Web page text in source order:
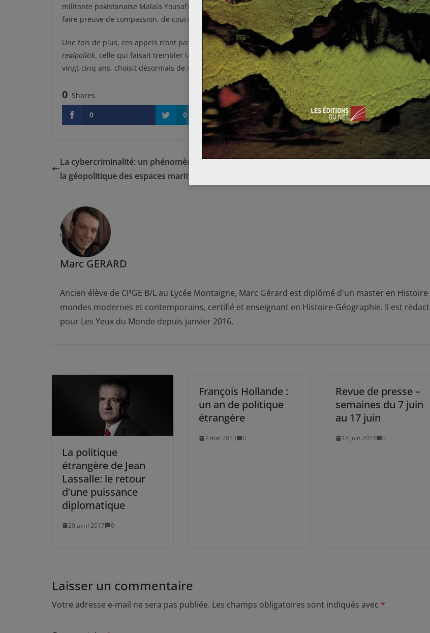
militante pakistanaise Malala Yousafzai et l’avocate iranienne Shirin Ebadi, ont sommé Ang San Suu Kyi de
faire preuve de compassion, de courage et d’humanité.
Une fois de plus, ces appels n’ont pas amené de réponses. Passée d’opposante à dirigeante confrontée à la
realpolitik, celle qui faisait trembler la dictature de son pays à chacune de ses prises de paroles il y a
vingt-cinq ans, choisit désormais de répondre par un long et douloureux silence.
0 Shares
0
0 0 0
La cybercriminalité: un phénomène qui bouscule
la géopolitique des espaces maritimes mondiaux
Obama : “we did it”, vraiment ?
Marc GERARD
Ancien élève de CPGE B/L au Lycée Montaigne, Marc Gérard est diplômé d'un master en Histoire
mondes modernes et contemporains, certifié et enseignant en Histoire-Géographie. Il est
pour Les Yeux du Monde depuis janvier 2016.
La politique
étrangère de Jean
Lassalle: le retour
d’une puissance
diplomatique
20 avril 2017 0
François Hollande :
un an de politique
étrangère
7 mai 2013 0
Revue de presse –
semaines du 7 juin
au 17 juin
18 juin 2014 0
Laisser un commentaire
Votre adresse e-mail ne sera pas publiée. Les champs obligatoires sont indiqués avec *